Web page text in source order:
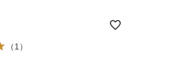
（1）